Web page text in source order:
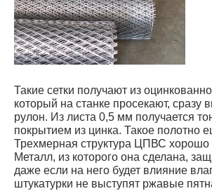
Такие сетки получают из
который на станке просекают, сразу
рулон. Из листа 0,5 мм получается
покрытием из цинка. Такое полотно
Трехмерная структура ЦПВС
Металл, из которого она сделана,
даже если на него будет влияние
штукатурки не выступят ржавые